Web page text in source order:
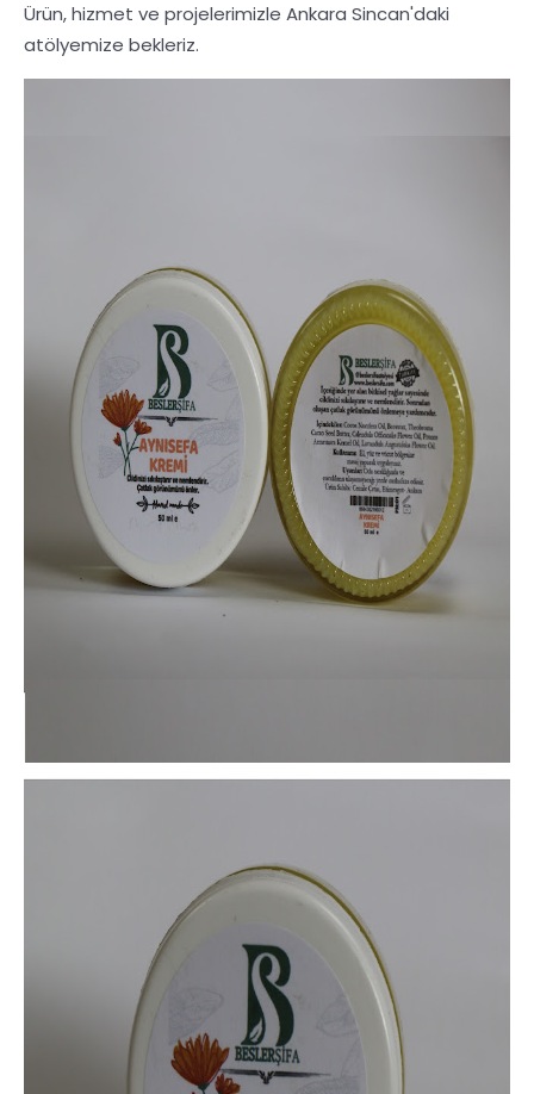
Ürün, hizmet ve projelerimizle Ankara Sincan'daki
atölyemize bekleriz.